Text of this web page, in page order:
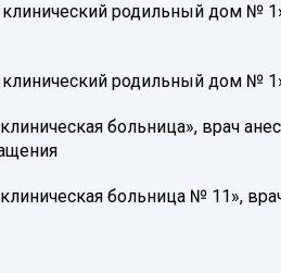
родильный дом №
родильный дом №
больница», врач
больница № 11»,